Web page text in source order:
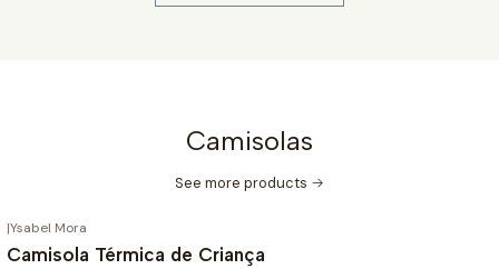
Camisolas
See more products
|Ysabel Mora
Camisola Térmica de Criança